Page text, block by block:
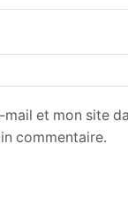
et mon site
commentaire.